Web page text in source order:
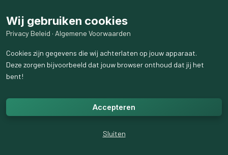
Wij gebruiken cookies
Privacy Beleid · Algemene Voorwaarden
Cookies zijn gegevens die wij achterlaten op jouw apparaat.
Deze zorgen bijvoorbeeld dat jouw browser onthoud dat jij het
bent!
Accepteren
Sluiten